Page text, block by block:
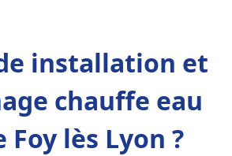
installation et
chauffe eau
Foy lès Lyon ?